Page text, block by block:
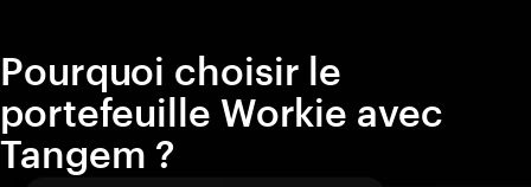
Pourquoi choisir le
portefeuille Workie avec
Tangem ?